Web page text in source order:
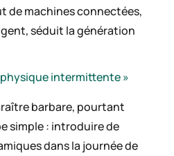
de machines connectées,
séduit la génération
intermittente »
barbare, pourtant
simple : introduire de
dans la journée de